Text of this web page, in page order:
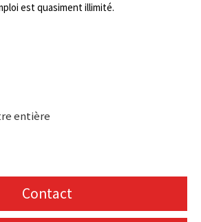
est quasiment illimité.
entière
Contact